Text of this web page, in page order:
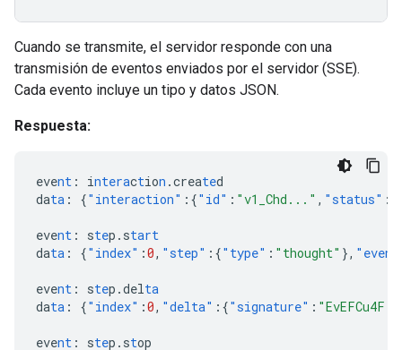
Cuando se transmite, el servidor responde con una
transmisión de eventos enviados por el servidor (SSE).
Cada evento incluye un tipo y datos JSON.
Respuesta:
event : interaction .created
data : {"interaction" :{"id" : "v1_Chd..." , "status" :
event : step.start
data : {"index" :0, "step" :{"type" : "thought" },
event : step.delta
data : {"index" :0, "delta" :{"signature" :
event : step.stop